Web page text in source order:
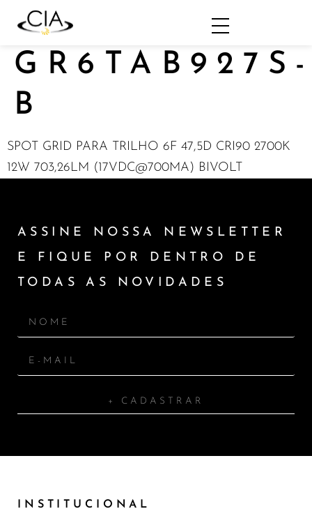
B
SPOT GRID PARA TRILHO 6F 47,5D CRI90 2700K
12W 703,26LM (17VDC@700MA) BIVOLT
ASSINE NOSSA NEWSLETTER
E FIQUE POR DENTRO DE
TODAS AS NOVIDADES
+ CADASTRAR
INSTITUCIONAL